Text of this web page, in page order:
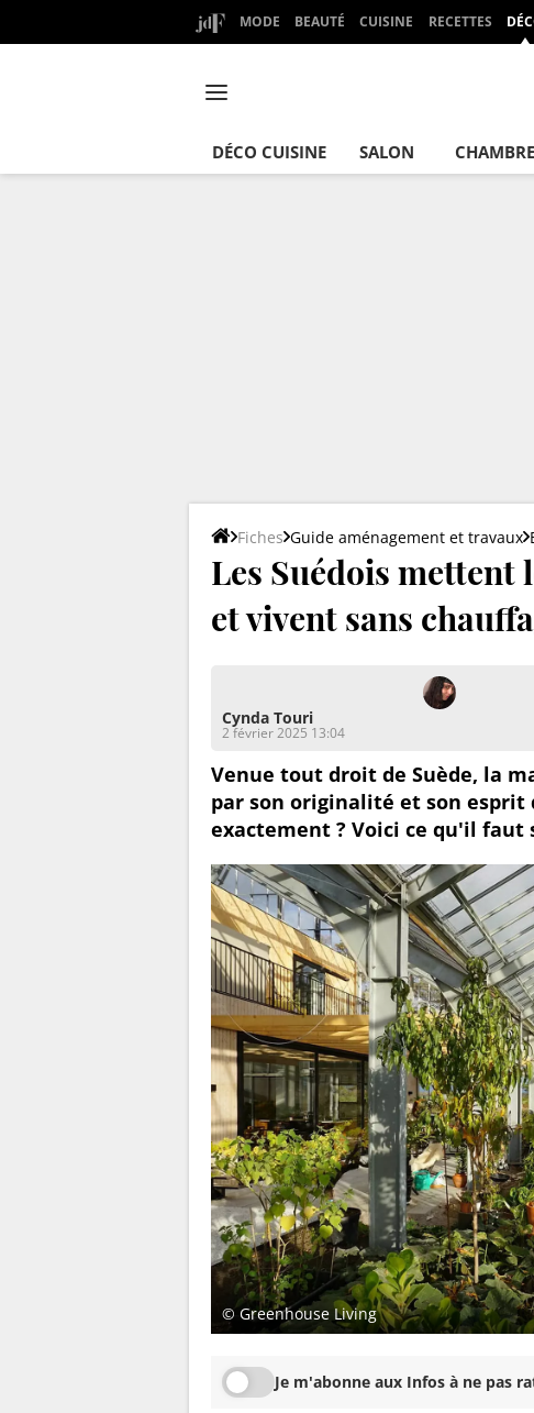
MODE BEAUTÉ CUISINE RECETTES
DÉCO CUISINE SALON CHAMBRE
Fiches Guide aménagement et travaux
Les Suédois mettent
et vivent sans
Cynda Touri
2 février 2025 13:04
Venue tout droit de Suède, la
par son originalité et son
exactement ? Voici ce qu'il faut
© Greenhouse Living
Je m'abonne aux Infos à ne pas